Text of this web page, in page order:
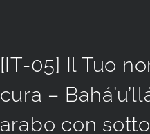
[IT-05] Il Tuo
cura –
arabo con